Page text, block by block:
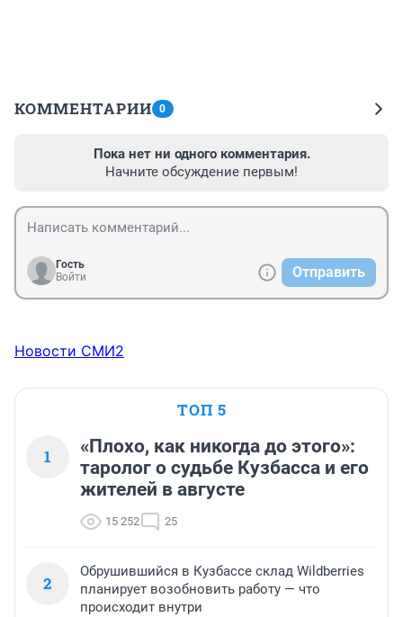
КОММЕНТАРИИ 0
Пока нет ни одного комментария.
Начните обсуждение первым!
Гость
Войти
Отправить
Новости СМИ2
ТОП 5
1
«Плохо, как никогда до этого»:
таролог о судьбе Кузбасса и его
жителей в августе
15 252 25
2
Обрушившийся в Кузбассе склад Wildberries
планирует возобновить работу — что
происходит внутри